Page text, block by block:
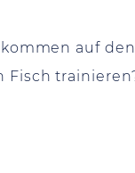
auf
Fisch